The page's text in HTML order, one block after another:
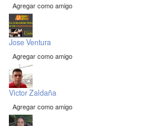
Agregar como amigo
Jose Ventura
Agregar como amigo
Victor Zaldaña
Agregar como amigo